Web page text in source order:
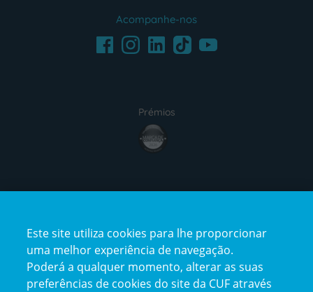
Acompanhe-nos
FacebookInstagramLinkedInTikTokYoutube
Prémios
award4
certification2certification3
Este site utiliza cookies para lhe proporcionar
uma melhor experiência de navegação.
Poderá a qualquer momento, alterar as suas
preferências de cookies do site da CUF através